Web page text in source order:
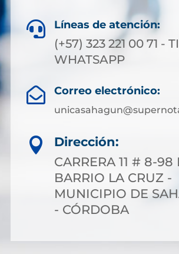
 Líneas de atención:
(+57) 323 221 00 71 -
WHATSAPP
 Correo electrónico:

Dirección:
CARRERA 11 # 8-98
BARRIO LA CRUZ -
MUNICIPIO DE
- CÓRDOBA